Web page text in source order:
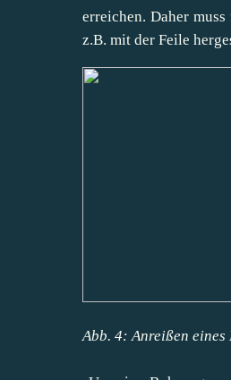
erreichen. Daher
z.B. mit der Feile
Abb. 4: Anreißen